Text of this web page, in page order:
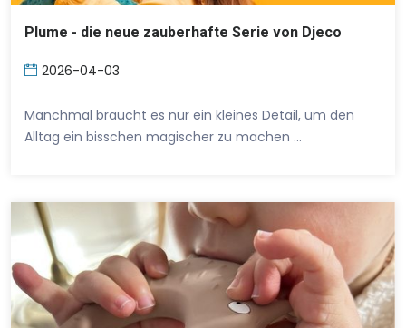
Plume - die neue zauberhafte Serie von Djeco
2026-04-03
Manchmal braucht es nur ein kleines Detail, um den
Alltag ein bisschen magischer zu machen …